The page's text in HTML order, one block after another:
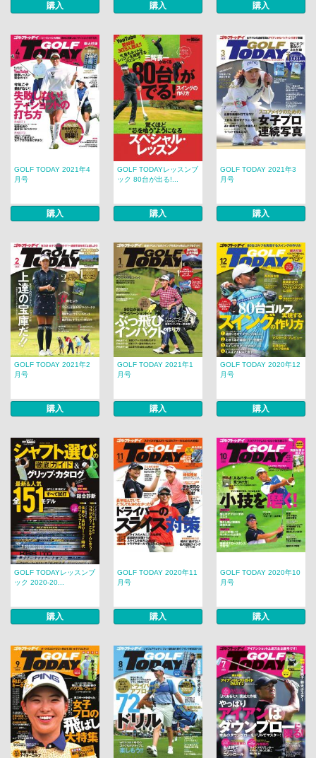
購入 購入 購入
GOLF TODAY 2021年4
月号
購入
GOLF TODAYレッスンブ
ック 80台が出る!...
購入
GOLF TODAY 2021年3
月号
購入
GOLF TODAY 2021年2
月号
購入
GOLF TODAY 2021年1
月号
購入
GOLF TODAY 2020年12
月号
購入
GOLF TODAYレッスンブ
ック 2020-20...
購入
GOLF TODAY 2020年11
月号
購入
GOLF TODAY 2020年10
月号
購入